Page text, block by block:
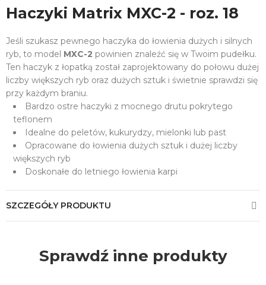
Haczyki Matrix MXC-2 - roz. 18
Jeśli szukasz pewnego haczyka do łowienia dużych i silnych
ryb, to model MXC-2 powinien znaleźć się w Twoim pudełku.
Ten haczyk z łopatką został zaprojektowany do połowu dużej
liczby większych ryb oraz dużych sztuk i świetnie sprawdzi się
przy każdym braniu.
Bardzo ostre haczyki z mocnego drutu pokrytego
teflonem
Idealne do peletów, kukurydzy, mielonki lub past
Opracowane do łowienia dużych sztuk i dużej liczby
większych ryb
Doskonałe do letniego łowienia karpi
SZCZEGÓŁY PRODUKTU
Sprawdź inne produkty